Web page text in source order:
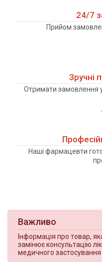
24/7
Прийом
Зручні
Отримати замовлення
Наші фармацевти
Важливо
Інформація про товар,
замінює консультацію
медичного застосування